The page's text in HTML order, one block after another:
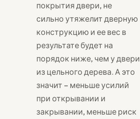
покрытия двери, не
сильно утяжелит дверную
конструкцию и ее вес в
результате будет на
порядок ниже, чем у двери
из цельного дерева. А это
значит – меньше усилий
при открывании и
закрывании, меньше риск